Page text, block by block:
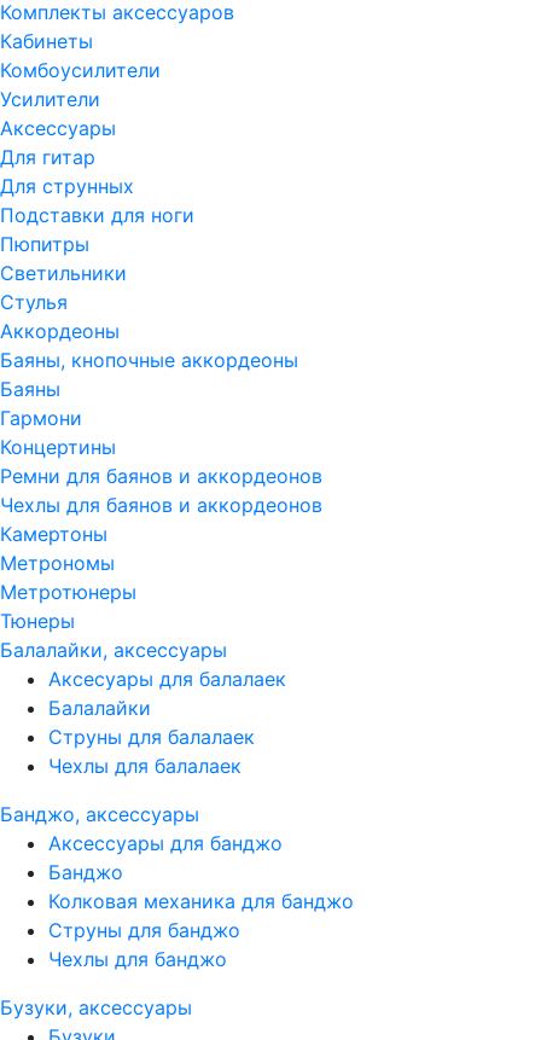
Комплекты аксессуаров
Кабинеты
Комбоусилители
Усилители
Аксессуары
Для гитар
Для струнных
Подставки для ноги
Пюпитры
Светильники
Стулья
Аккордеоны
Баяны, кнопочные аккордеоны
Баяны
Гармони
Концертины
Ремни для баянов и аккордеонов
Чехлы для баянов и аккордеонов
Камертоны
Метрономы
Метротюнеры
Тюнеры
Балалайки, аксессуары
Аксесуары для балалаек
Балалайки
Струны для балалаек
Чехлы для балалаек
Банджо, аксессуары
Аксессуары для банджо
Банджо
Колковая механика для банджо
Струны для банджо
Чехлы для банджо
Бузуки, аксессуары